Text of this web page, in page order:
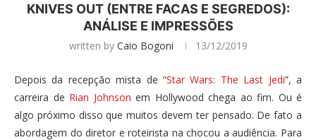
KNIVES OUT (ENTRE FACAS E SEGREDOS):
ANÁLISE E IMPRESSÕES
written by Caio Bogoni 13/12/2019
Depois da recepção mista de “Star Wars: The Last Jedi”, a
carreira de Rian Johnson em Hollywood chega ao fim. Ou é
algo próximo disso que muitos devem ter pensado. De fato a
abordagem do diretor e roteirista na chocou a audiência. Para